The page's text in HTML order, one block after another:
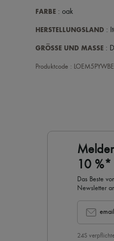
FARBE : oak
HERSTELLUNGSLAND :
GRÖSSE UND MASSE :
Produktcode :
10 %*
Das Beste
Newsletter
email
24S